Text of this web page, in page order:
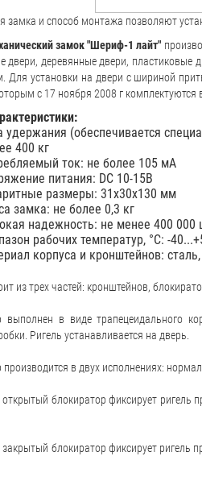
замка и способ монтажа позволяют
замок "Шериф-1 лайт"
двери, деревянные двери,
Для установки на двери с шириной
с 17 ноября 2008 г
удержания (обеспечивается
400 кг
ток: не более 105 мА
питания: DC 10-15В
размеры: 31х30х130 мм
замка: не более 0,3 кг
надежность: не менее 400 000
рабочих температур, °С: -
корпуса и кронштейнов:
из трех частей: кронштейнов,
выполнен в виде трапецеидального
Ригель устанавливается на дверь.
производится в двух исполнениях:
блокиратор фиксирует ригель
блокиратор фиксирует ригель